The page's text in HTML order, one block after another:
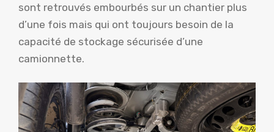
sont retrouvés embourbés sur un chantier plus
d’une fois mais qui ont toujours besoin de la
capacité de stockage sécurisée d’une
camionnette.